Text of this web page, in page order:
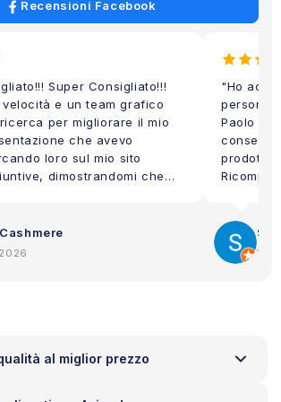
Recensioni Facebook
Super Consigliato!!!
e un team grafico
per migliorare il mio
che avevo
loro sul mio sito
dimostrandomi che
ordini"
"Ho
Paolo Tordi di
prodotto
17
al miglior prezzo